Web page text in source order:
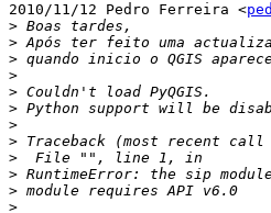
2010/11/12 Pedro Ferreira <
>
>
>
>
>
>
>
>
>
>
>
>